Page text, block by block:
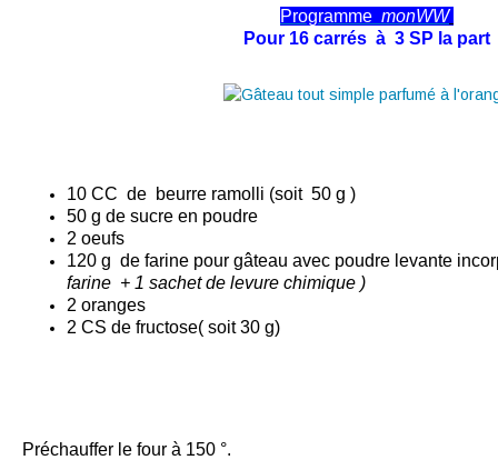
Programme monWW
Pour 16 carrés à 3 SP la part
10 CC de beurre ramolli (soit 50 g )
50 g de sucre en poudre
2 oeufs
120 g de farine pour gâteau avec poudre levante
farine + 1 sachet de levure chimique )
2 oranges
2 CS de fructose( soit 30 g)
Préchauffer le four à 150 °.